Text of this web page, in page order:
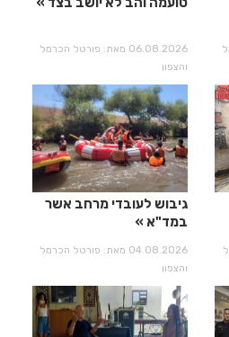
06.08.2026 מאת: פורטל הכרמל
והצפון
גיבוש לעובדי מרחב אשר
במד"א
04.08.2026 מאת: פורטל הכרמל
והצפון